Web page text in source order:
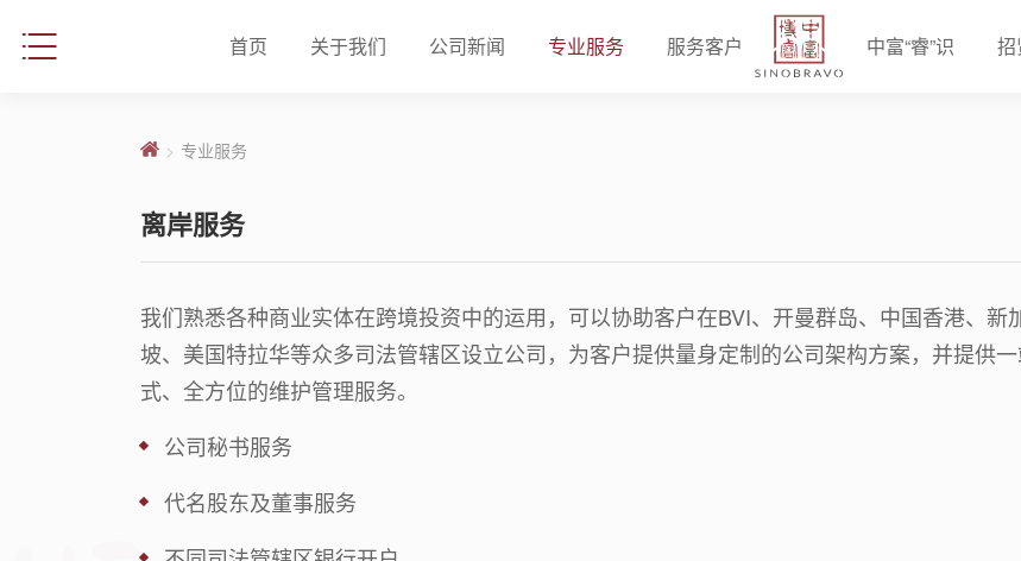
首页 关于我们 公司新闻 专业服务 服务客户 中富“睿”识
> 专业服务
离岸服务
我们熟悉各种商业实体在跨境投资中的运用，可以协助客户在BVI、开曼群岛、中国香港、新
坡、美国特拉华等众多司法管辖区设立公司，为客户提供量身定制的公司架构方案，并提供
式、全方位的维护管理服务。
公司秘书服务
代名股东及董事服务